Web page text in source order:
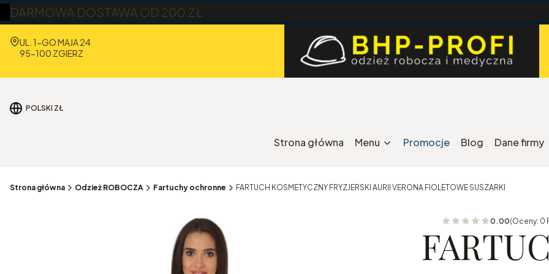
DARMOWA DOSTAWA OD 200 ZŁ
Adres:
UL. 1-GO MAJA 24
95-100 ZGIERZ
POLSKI ZŁ
Strona główna Menu Promocje Blog Dane firmy
Strona główna Odzież ROBOCZA Fartuchy ochronne FARTUCH KOSMETYCZNY FRYZJERSKI AURII VERONA FIOLETOWE SUSZARKI
0.00(Oceny: 0